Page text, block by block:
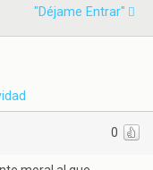
"Déjame Entrar"
0